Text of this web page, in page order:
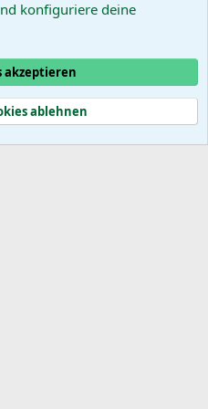
Das PortugalForum ohne
2025 XenForo Ltd.
konfiguriere deine
akzeptieren
ablehnen